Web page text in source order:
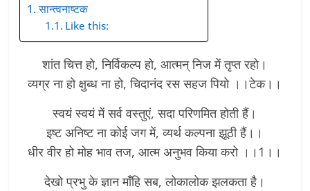
सान्त्वनाष्टक
Like this:
शांत चित्त हो, निर्विकल्प हो, आत्मन् निज में तृप्त रहो।
व्यग्र ना हो क्षुब्ध ना हो, चिदानंद रस सहज पियो ।।टेक।।
स्वयं स्वयं में सर्व वस्तुएं, सदा परिणमित होती हैं।
इष्ट अनिष्ट ना कोई जग में, व्यर्थ कल्पना झूठी हैं।।
धीर वीर हो मोह भाव तज, आत्म अनुभव किया करो ।।1।।
देखो प्रभु के ज्ञान माँहि सब, लोकालोक झलकता है।